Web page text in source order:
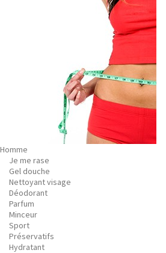
Homme
Je me rase
Gel douche
Nettoyant visage
Déodorant
Parfum
Minceur
Sport
Préservatifs
Hydratant